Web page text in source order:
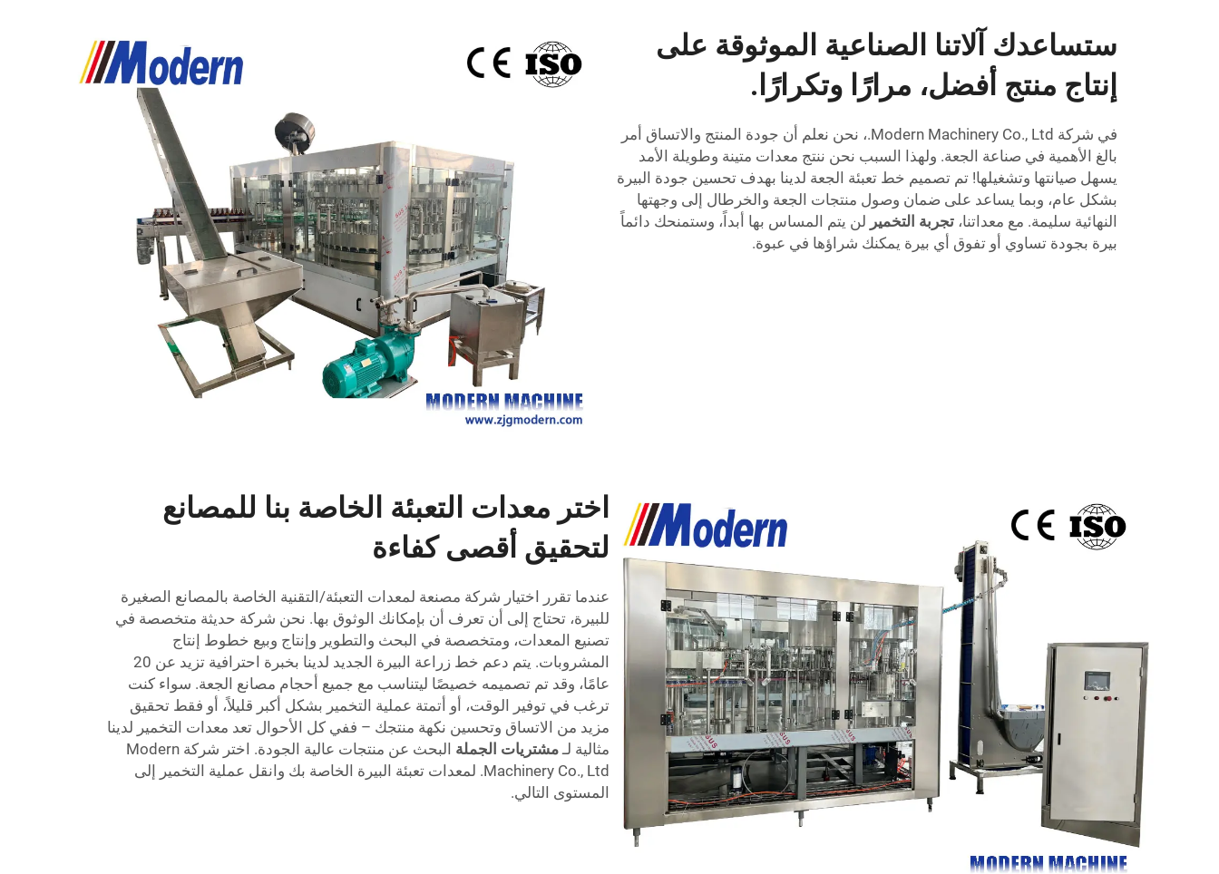
ستساعدك آلاتنا الصناعية الموثوقة على
إنتاج منتج أفضل، مرارًا وتكرارًا.
في شركة Modern Machinery Co., Ltd.، نحن نعلم أن جودة المنتج والاتساق أمر
بالغ الأهمية في صناعة الجعة. ولهذا السبب نحن ننتج معدات متينة وطويلة الأمد
يسهل صيانتها وتشغيلها! تم تصميم خط تعبئة الجعة لدينا بهدف تحسين جودة البيرة
بشكل عام، وبما يساعد على ضمان وصول منتجات الجعة والخرطال إلى وجهتها
النهائية سليمة. مع معداتنا، تجربة التخمير لن يتم المساس بها أبداً، وستمنحك دائماً
بيرة بجودة تساوي أو تفوق أي بيرة يمكنك شراؤها في عبوة.
اختر معدات التعبئة الخاصة بنا للمصانع
لتحقيق أقصى كفاءة
عندما تقرر اختيار شركة مصنعة لمعدات التعبئة/التقنية الخاصة بالمصانع الصغيرة
للبيرة، تحتاج إلى أن تعرف أن بإمكانك الوثوق بها. نحن شركة حديثة متخصصة في
تصنيع المعدات، ومتخصصة في البحث والتطوير وإنتاج وبيع خطوط إنتاج
المشروبات. يتم دعم خط زراعة البيرة الجديد لدينا بخبرة احترافية تزيد عن 20
عامًا، وقد تم تصميمه خصيصًا ليتناسب مع جميع أحجام مصانع الجعة. سواء كنت
ترغب في توفير الوقت، أو أتمتة عملية التخمير بشكل أكبر قليلاً، أو فقط تحقيق
مزيد من الاتساق وتحسين نكهة منتجك – ففي كل الأحوال تعد معدات التخمير لدينا
مثالية لـ مشتريات الجملة
البحث عن منتجات عالية الجودة. اختر شركة Modern
Machinery Co., Ltd. لمعدات تعبئة البيرة الخاصة بك وانقل عملية التخمير إلى
المستوى التالي.